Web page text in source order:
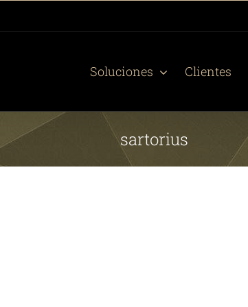
Soluciones Clientes
sartorius